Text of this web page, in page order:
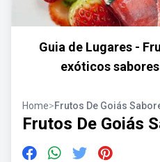
Guia de Lugares -
exóticos
Home>Frutos De Goiás
Frutos De Goiás